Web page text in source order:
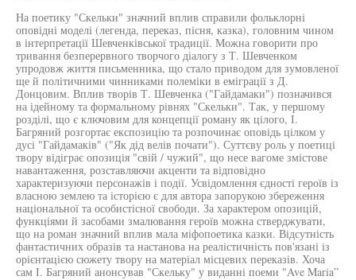
На поетику "Скельки" значний вплив справили фольклорні
оповідні моделі (легенда, переказ, пісня, казка), головним чином
в інтерпретації Шевченківської традиції. Можна говорити про
тривання безперервного творчого діалогу з Т. Шевченком
упродовж життя письменника, що стало приводом для зумовленої
ще й політичними чинниками полеміки в еміграції з Д.
Донцовим. Вплив творів Т. Шевченка ("Гайдамаки") позначився
на ідейному та формальному рівнях "Скельки". Так, у першому
розділі, що є ключовим для концепції роману як цілого, І.
Багряний розгортає експозицію та розпочинає оповідь цілком у
дусі "Гайдамаків" ("Як дід велів почати"). Суттєву роль у поетиці
твору відіграє опозиція "свій / чужий", що несе вагоме змістове
навантаження, розставляючи акценти та відповідно
характеризуючи персонажів і події. Усвідомлення єдності героїв із
власною землею та історією є для автора запорукою збереження
національної та особистісної свободи. За характером опозицій,
функціями й засобами змалювання героїв можна стверджувати,
що на роман значний вплив мала міфопоетика казки. Відсутність
фантастичних образів та настанова на реалістичність пов'язані із
орієнтацією сюжету твору на матеріал місцевих переказів. Хоча
сам І. Багряний анонсував "Скельку" у виданні поеми "Ave Maria”